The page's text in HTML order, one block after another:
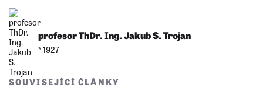
profesor ThDr. Ing. Jakub S. Trojan
* 1927
SOUVISEJÍCÍ ČLÁNKY